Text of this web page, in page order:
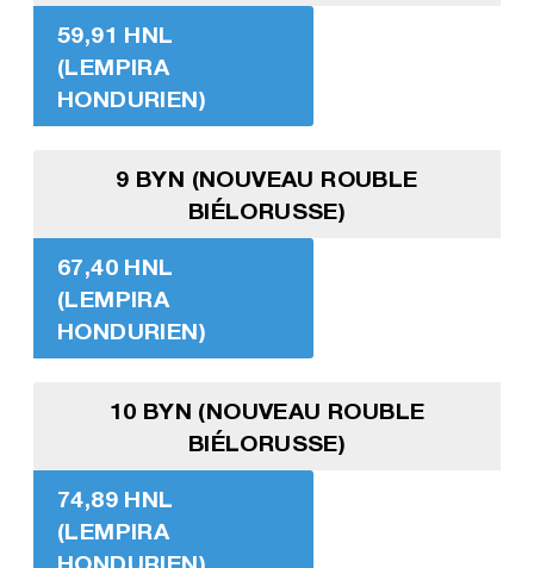
59,91 HNL
(LEMPIRA
HONDURIEN)
9 BYN (NOUVEAU ROUBLE
BIÉLORUSSE)
67,40 HNL
(LEMPIRA
HONDURIEN)
10 BYN (NOUVEAU ROUBLE
BIÉLORUSSE)
74,89 HNL
(LEMPIRA
HONDURIEN)